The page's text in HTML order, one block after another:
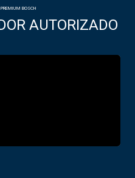
BOSCH
AUTORIZADO